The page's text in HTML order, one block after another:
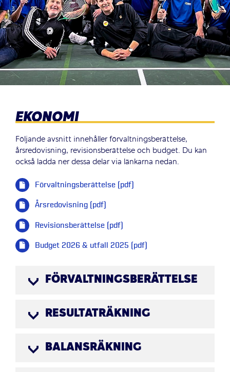
EKONOMI
Följande avsnitt innehåller förvaltningsberättelse,
årsredovisning, revisionsberättelse och budget. Du kan
också ladda ner dessa delar via länkarna nedan.
Förvaltningsberättelse (pdf)
Årsredovisning (pdf)
Revisionsberättelse (pdf)
Budget 2026 & utfall 2025 (pdf)
FÖRVALTNINGSBERÄTTELSE
RESULTATRÄKNING
BALANSRÄKNING